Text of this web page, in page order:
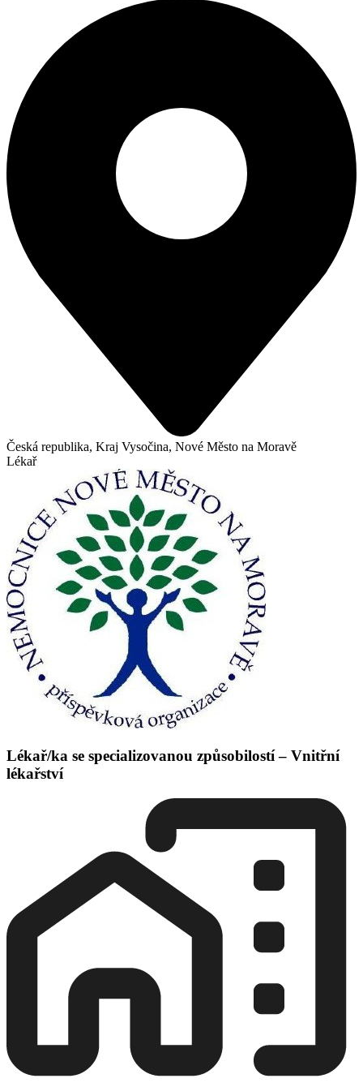
Česká republika, Kraj Vysočina, Nové Město na Moravě
Lékař
Lékař/ka se specializovanou způsobilostí – Vnitřní
lékařství